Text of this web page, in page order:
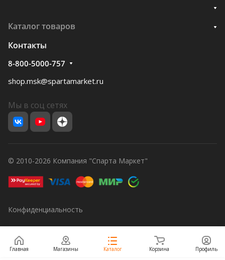
Каталог товаров
Контакты
8-800-5000-757
shop.msk@spartamarket.ru
Мы в соц сетях
© 2010-2026 Компания "Спарта Маркет"
Конфиденциальность
Главная Магазины Каталог Корзина Профиль